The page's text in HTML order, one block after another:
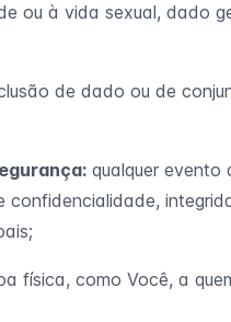
ou à vida sexual, dado
de dado ou de
qualquer
confidencialidade,
física, como Você, a